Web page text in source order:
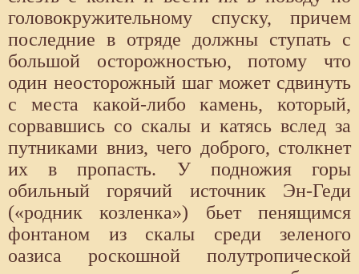
головокружительному спуску, причем
последние в отряде должны ступать с
большой осторожностью, потому что
один неосторожный шаг может сдвинуть
с места какой-либо камень, который,
сорвавшись со скалы и катясь вслед за
путниками вниз, чего доброго, столкнет
их в пропасть. У подножия горы
обильный горячий источник Эн-Геди
(«родник козленка») бьет пенящимся
фонтаном из скалы среди зеленого
оазиса роскошной полутропической